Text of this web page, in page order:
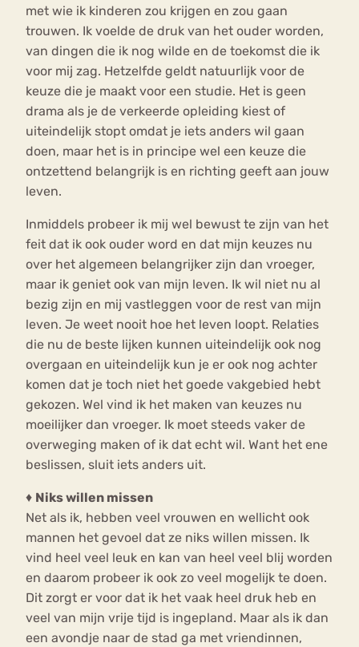
met wie ik kinderen zou krijgen en zou gaan
trouwen. Ik voelde de druk van het ouder worden,
van dingen die ik nog wilde en de toekomst die ik
voor mij zag. Hetzelfde geldt natuurlijk voor de
keuze die je maakt voor een studie. Het is geen
drama als je de verkeerde opleiding kiest of
uiteindelijk stopt omdat je iets anders wil gaan
doen, maar het is in principe wel een keuze die
ontzettend belangrijk is en richting geeft aan jouw
leven.
Inmiddels probeer ik mij wel bewust te zijn van het
feit dat ik ook ouder word en dat mijn keuzes nu
over het algemeen belangrijker zijn dan vroeger,
maar ik geniet ook van mijn leven. Ik wil niet nu al
bezig zijn en mij vastleggen voor de rest van mijn
leven. Je weet nooit hoe het leven loopt. Relaties
die nu de beste lijken kunnen uiteindelijk ook nog
overgaan en uiteindelijk kun je er ook nog achter
komen dat je toch niet het goede vakgebied hebt
gekozen. Wel vind ik het maken van keuzes nu
moeilijker dan vroeger. Ik moet steeds vaker de
overweging maken of ik dat echt wil. Want het ene
beslissen, sluit iets anders uit.
♦ Niks willen missen
Net als ik, hebben veel vrouwen en wellicht ook
mannen het gevoel dat ze niks willen missen. Ik
vind heel veel leuk en kan van heel veel blij worden
en daarom probeer ik ook zo veel mogelijk te doen.
Dit zorgt er voor dat ik het vaak heel druk heb en
veel van mijn vrije tijd is ingepland. Maar als ik dan
een avondje naar de stad ga met vriendinnen,